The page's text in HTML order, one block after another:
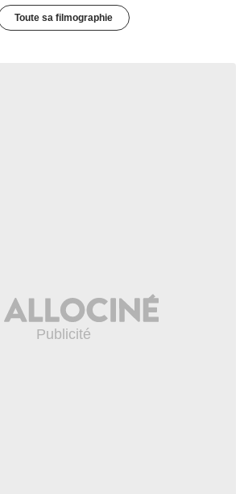
Toute sa filmographie